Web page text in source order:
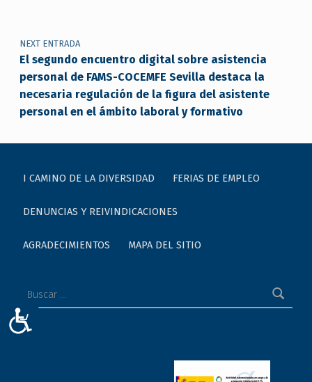
NEXT ENTRADA
El segundo encuentro digital sobre asistencia
personal de FAMS-COCEMFE Sevilla destaca la
necesaria regulación de la figura del asistente
personal en el ámbito laboral y formativo
I CAMINO DE LA DIVERSIDAD FERIAS DE EMPLEO
DENUNCIAS Y REIVINDICACIONES
AGRADECIMIENTOS MAPA DEL SITIO